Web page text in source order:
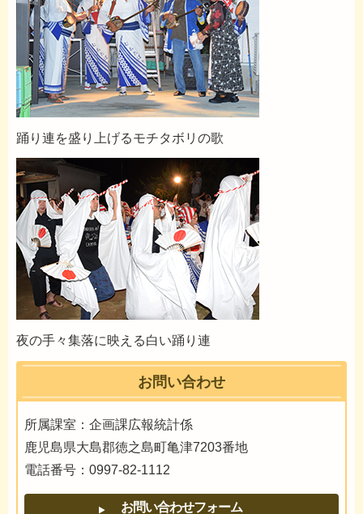
踊り連を盛り上げるモチタボリの歌
夜の手々集落に映える白い踊り連
お問い合わせ
所属課室：企画課広報統計係
鹿児島県大島郡徳之島町亀津7203番地
電話番号：0997-82-1112